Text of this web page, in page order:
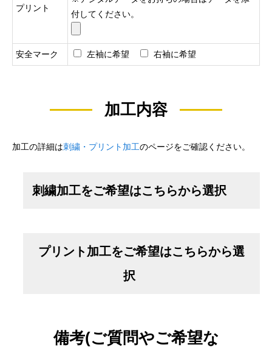
プリント
付してください。
安全マーク 左袖に希望 右袖に希望
加工内容
加工の詳細は刺繍・プリント加工のページをご確認ください。
刺繍加工をご希望はこちらから選択
プリント加工をご希望はこちらから選
択
備考(ご質問やご希望な